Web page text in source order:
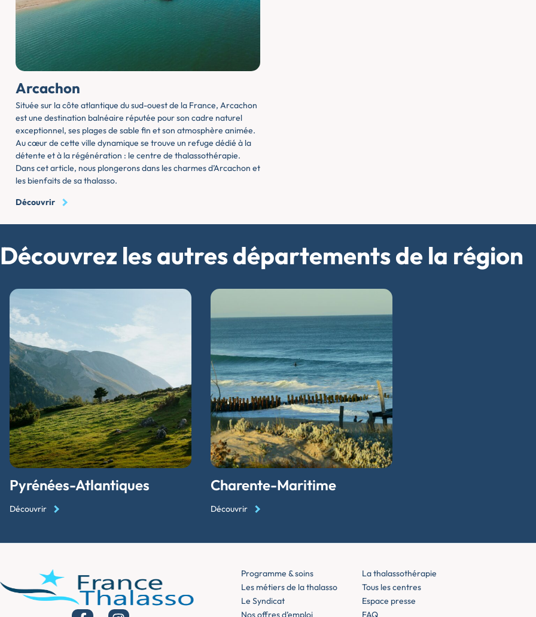
Arcachon
Située sur la côte atlantique du sud-ouest de la France, Arcachon
est une destination balnéaire réputée pour son cadre naturel
exceptionnel, ses plages de sable fin et son atmosphère animée.
Au cœur de cette ville dynamique se trouve un refuge dédié à la
détente et à la régénération : le centre de thalassothérapie.
Dans cet article, nous plongerons dans les charmes d’Arcachon et
les bienfaits de sa thalasso.
Découvrir
Découvrez les autres départements de la région
Pyrénées-Atlantiques
Découvrir
Charente-Maritime
Découvrir
Programme & soins
Les métiers de la thalasso
Le Syndicat
Nos offres d’emploi
La thalassothérapie
Tous les centres
Espace presse
FAQ